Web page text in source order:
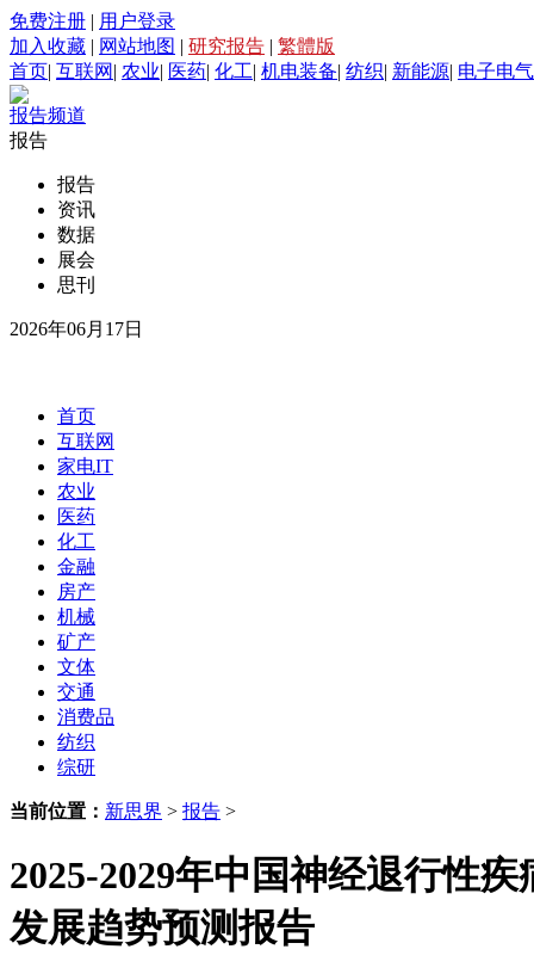
免费注册 | 用户登录
加入收藏 | 网站地图 | 研究报告 | 繁體版
首页| 互联网 | 农业| 医药| 化工| 机电装备| 纺织| 新能源| 电子电气
报告频道
报告
报告
资讯
数据
展会
思刊
2026年06月17日
首页
互联网
家电IT
农业
医药
化工
金融
房产
机械
矿产
文体
交通
消费品
纺织
综研
当前位置： 新思界 > 报告 >
2025-2029年中国神经退行性
发展趋势预测报告